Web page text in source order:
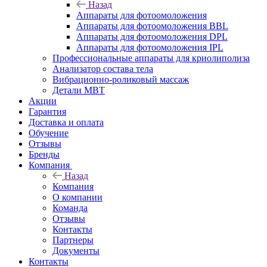
Назад
Аппараты для фотоомоложения
Аппараты для фотоомоложения BBL
Аппараты для фотоомоложения DPL
Аппараты для фотоомоложения IPL
Профессиональные аппараты для криолиполиза
Анализатор состава тела
Вибрационно-роликовый массаж
Детали MBT
Акции
Гарантия
Доставка и оплата
Обучение
Отзывы
Бренды
Компания
Назад
Компания
О компании
Команда
Отзывы
Контакты
Партнеры
Документы
Контакты